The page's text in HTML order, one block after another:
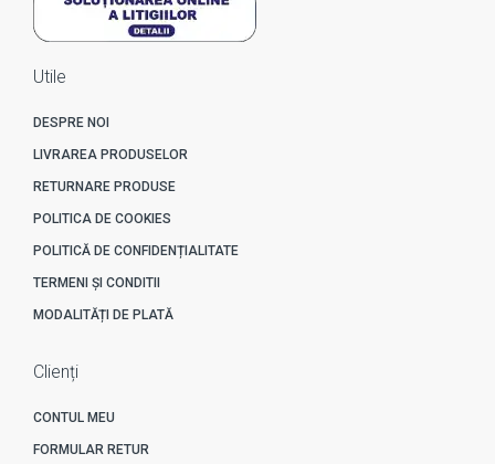
Utile
DESPRE NOI
LIVRAREA PRODUSELOR
RETURNARE PRODUSE
POLITICA DE COOKIES
POLITICĂ DE CONFIDENȚIALITATE
TERMENI ȘI CONDITII
MODALITĂȚI DE PLATĂ
Clienți
CONTUL MEU
FORMULAR RETUR